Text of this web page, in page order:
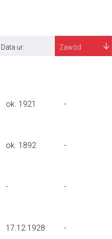
Data ur. Zawód
ok. 1921 -
ok. 1892 -
- -
17.12.1928 -